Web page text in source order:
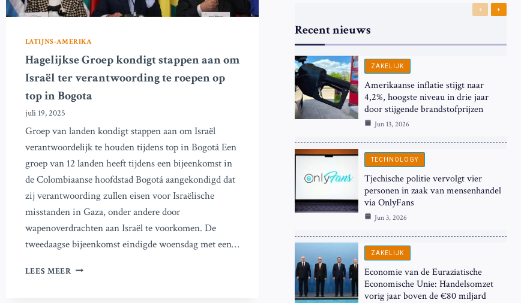
LATIJNS-AMERIKA
Hagelijkse Groep kondigt stappen aan om
Israël ter verantwoording te roepen op
top in Bogota
juli 19, 2025
Groep van landen kondigt stappen aan om Israël
verantwoordelijk te houden tijdens top in Bogotá Een
groep van 12 landen heeft tijdens een bijeenkomst in
de Colombiaanse hoofdstad Bogotá aangekondigd dat
zij verantwoording zullen eisen voor Israëlische
misstanden in Gaza, onder andere door
wapenoverdrachten aan Israël te voorkomen. De
tweedaagse bijeenkomst eindigde woensdag met een…
LEES MEER HAGELIJKSE
Recent nieuws
Previous
Next
ZAKELIJK
Amerikaanse inflatie stijgt naar
4,2%, hoogste niveau in drie jaar
door stijgende brandstofprijzen
Jun 13, 2026
TECHNOLOGY
Tjechische politie vervolgt vier
personen in zaak van mensenhandel
via OnlyFans
Jun 3, 2026
ZAKELIJK
Economie van de Euraziatische
Economische Unie: Handelsomzet
vorig jaar boven de €80 miljard